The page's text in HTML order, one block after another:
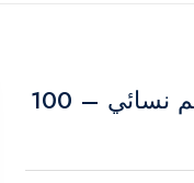
عطر روز من اي اكس برفيم نسائي – 100